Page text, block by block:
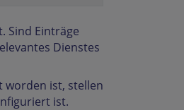
Sind Einträge
Dienstes
worden ist, stellen
ist.